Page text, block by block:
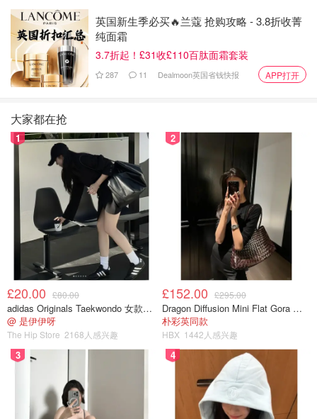
图片来自于@网络 ，版权属于原作者
防晒不只是为了美白啊姐妹儿！ 防晒是所有护肤的底线！
防晒谈啥护肤、谈啥美白啊、谈啥抗老啊！
英国新生季必买🔥兰蔻 抢购攻略 - 3.8折收菁
纯面霜
3.7折起！£31收£110百肽面霜套装
287 11 Dealmoon英国省钱快报 APP打开
大家都在抢
1
£20.00 £80.00
adidas Originals Taekwondo 女款黑色运动鞋
@ 是伊伊呀
The Hip Store 2168人感兴趣
2
£152.00 £295.00
Dragon Diffusion Mini Flat Gora 深棕色手提包
朴彩英同款
HBX 1442人感兴趣
3 4